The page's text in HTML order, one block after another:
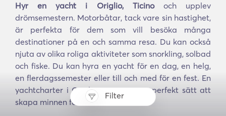
Filter
Hyr en yacht i Origlio, Ticinooch upplev
drömsemestern. Motorbåtar, tack vare sin hastighet,
är perfekta för dem som vill besöka många
destinationer på en och samma resa. Du kan också
njuta av olika roliga aktiviteter som snorkling, solbad
och fiske. Du kan hyra en yacht för en dag, en helg,
en flerdagssemester eller till och med för en fest. En
yachtcharter i Origlio, Ticino är ett perfekt sätt att
skapa minnen för livet.